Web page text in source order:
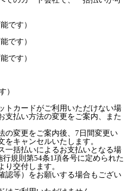
です）
です）
です）
）
トカードがご利用いただけない場
支払い方法の変更をご案内、また
の変更をご案内後、7日間変更い
キャンセルいたします。
一括払いによるお支払いとなる場
規則第54条1項各号に定められた
交付します。
認等）をお願いする場合もござい